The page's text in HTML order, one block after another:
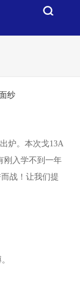
纱
炉。本次戈13A
刚入学不到一年
战！让我们提